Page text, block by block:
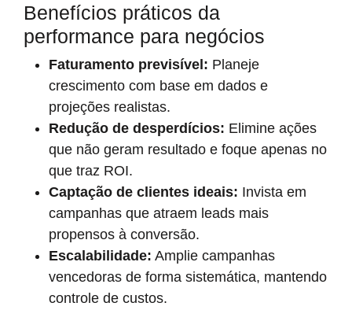
Benefícios práticos da
performance para negócios
Faturamento previsível: Planeje
crescimento com base em dados e
projeções realistas.
Redução de desperdícios: Elimine ações
que não geram resultado e foque apenas no
que traz ROI.
Captação de clientes ideais: Invista em
campanhas que atraem leads mais
propensos à conversão.
Escalabilidade: Amplie campanhas
vencedoras de forma sistemática, mantendo
controle de custos.